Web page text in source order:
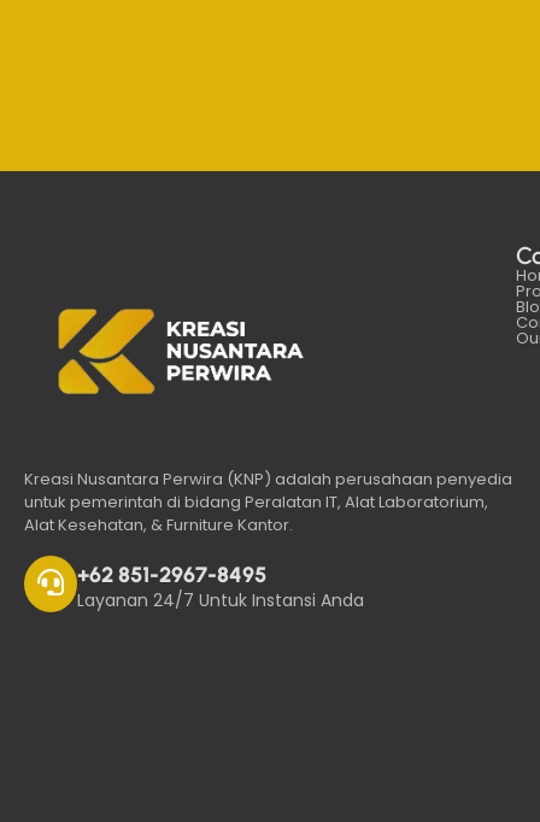
Kreasi Nusantara Perwira (KNP) adalah perusahaan penyedia
untuk pemerintah di bidang Peralatan IT, Alat Laboratorium,
Alat Kesehatan, & Furniture Kantor.
+62 851-2967-8495
Layanan 24/7 Untuk Instansi Anda